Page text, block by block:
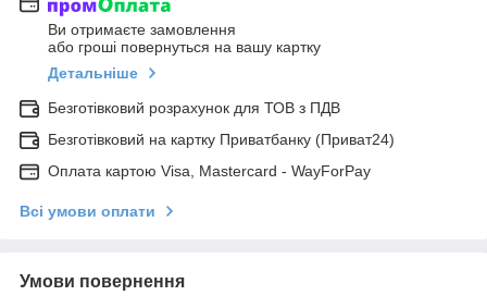
Ви отримаєте замовлення
або гроші повернуться на вашу картку
Детальніше
Безготівковий розрахунок для ТОВ з ПДВ
Безготівковий на картку Приватбанку (Приват24)
Оплата картою Visa, Mastercard - WayForPay
Всі умови оплати
Умови повернення